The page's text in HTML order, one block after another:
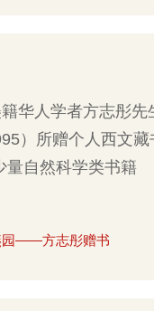
华人学者方志彤先
）所赠个人西文
量自然科学类书籍
园——方志彤赠书